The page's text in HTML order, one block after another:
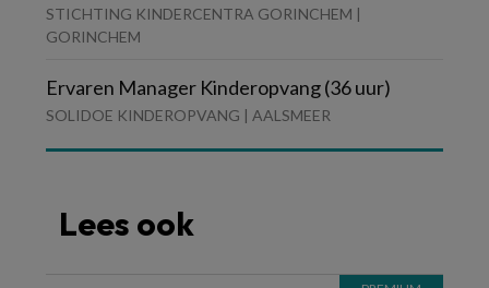
STICHTING KINDERCENTRA GORINCHEM |
GORINCHEM
Ervaren Manager Kinderopvang (36 uur)
SOLIDOE KINDEROPVANG | AALSMEER
Lees ook